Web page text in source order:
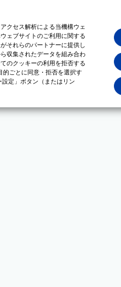
クセス解析による当機構ウェ
ェブサイトのご利用に関する
それらのパートナーに提供し
収集されたデータを組み合わ
のクッキーの利用を拒否する
的ごとに同意・拒否を選択す
定」ボタン（またはリン